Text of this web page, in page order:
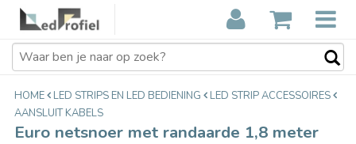
Euro netsnoer met randaarde 1,8
meter
€4,95
HOME LED STRIPS EN LED BEDIENING
LED STRIP ACCESSOIRES
AANSLUIT KABELS
Euro netsnoer met randaarde 1,8 meter